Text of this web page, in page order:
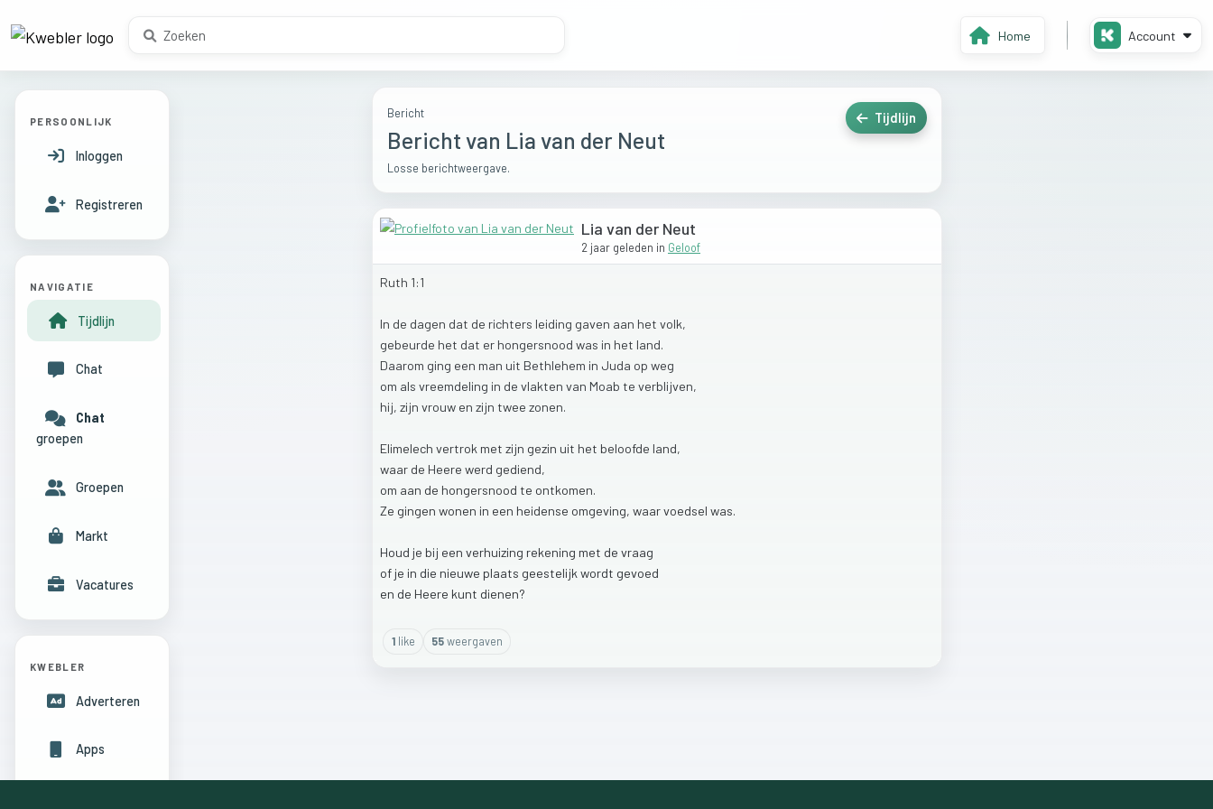
Home Account
Bericht
Bericht van Lia van der Neut
Losse berichtweergave.
Tijdlijn
Lia van der Neut
2 jaar geleden in Geloof
Ruth 1:1
In de dagen dat de richters leiding gaven aan het volk,
gebeurde het dat er hongersnood was in het land.
Daarom ging een man uit Bethlehem in Juda op weg
om als vreemdeling in de vlakten van Moab te verblijven,
hij, zijn vrouw en zijn twee zonen.
Elimelech vertrok met zijn gezin uit het beloofde land,
waar de Heere werd gediend,
om aan de hongersnood te ontkomen.
Ze gingen wonen in een heidense omgeving, waarvoedsel was.
Houd je bij een verhuizing rekening met de vraag
of je in die nieuwe plaats geestelijk wordt gevoed
en de Heere kunt dienen?
1like 55weergaven
PERSOONLIJK
Inloggen
Registreren
NAVIGATIE
Tijdlijn
Chat
Chat
groepen
Groepen
Markt
Vacatures
KWEBLER
Adverteren
Apps